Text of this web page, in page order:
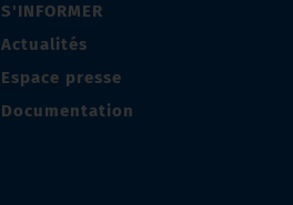
S'INFORMER
Actualités
Espace presse
Documentation